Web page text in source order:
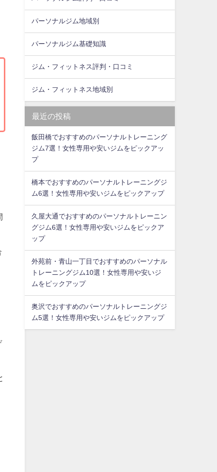
パーソナルジム地域別
パーソナルジム基礎知識
ジム・フィットネス評判・口コミ
ジム・フィットネス地域別
最近の投稿
飯田橋でおすすめのパーソナルトレーニング
ジム7選！女性専用や安いジムをピックアッ
プ
橋本でおすすめのパーソナルトレーニングジ
ム6選！女性専用や安いジムをピックアップ
久屋大通でおすすめのパーソナルトレーニン
グジム6選！女性専用や安いジムをピックア
ップ
外苑前・青山一丁目でおすすめのパーソナル
トレーニングジム10選！女性専用や安いジ
ムをピックアップ
奥沢でおすすめのパーソナルトレーニングジ
ム5選！女性専用や安いジムをピックアップ